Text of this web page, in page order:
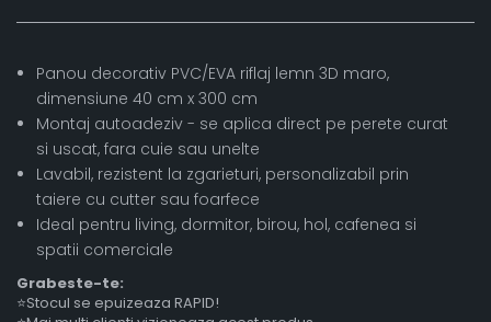
Panou decorativ PVC/EVA riflaj lemn 3D maro,
dimensiune 40 cm x 300 cm
Montaj autoadeziv - se aplica direct pe perete curat
si uscat, fara cuie sau unelte
Lavabil, rezistent la zgarieturi, personalizabil prin
taiere cu cutter sau foarfece
Ideal pentru living, dormitor, birou, hol, cafenea si
spatii comerciale
Grabeste-te:
⭐Stocul se epuizeaza RAPID!